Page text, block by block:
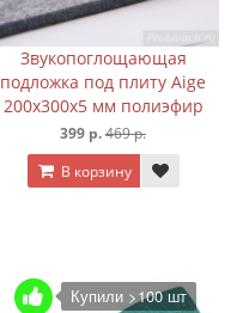
Звукопоглощающая
подложка под плиту Aige
200х300х5 мм полиэфир
399 р.469 р.
В корзину
Купили >100 шт